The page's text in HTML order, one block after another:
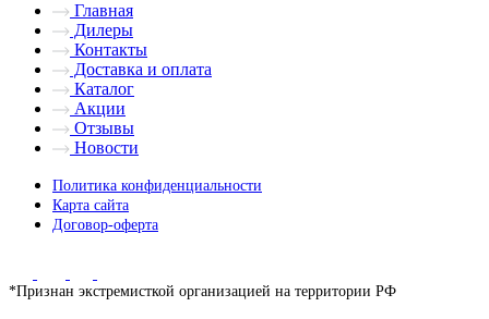
Главная
Дилеры
Контакты
Доставка и оплата
Каталог
Акции
Отзывы
Новости
Политика конфиденциальности
Карта сайта
Договор-оферта
*Признан экстремисткой организацией на территории РФ